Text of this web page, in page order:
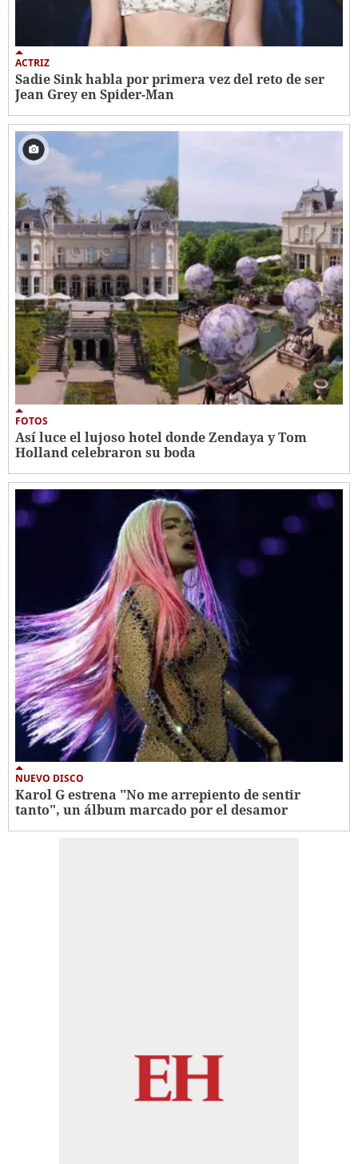
ACTRIZ
Sadie Sink habla por primera vez del reto de ser
Jean Grey en Spider-Man
FOTOS
Así luce el lujoso hotel donde Zendaya y Tom
Holland celebraron su boda
NUEVO DISCO
Karol G estrena "No me arrepiento de sentir
tanto", un álbum marcado por el desamor